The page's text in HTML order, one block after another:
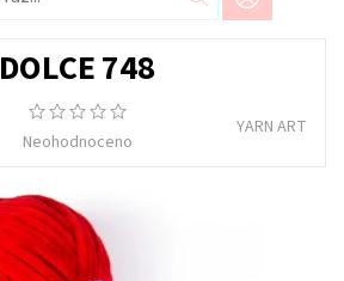
DOLCE 748
Neohodnoceno
YARN ART